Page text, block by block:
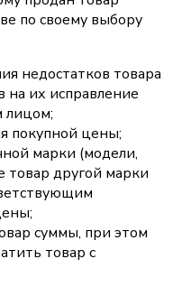
по своему выбору
недостатков товара
на их исправление
лицом;
покупной цены;
марки (модели,
товар другой марки
суммы, при этом
товар с